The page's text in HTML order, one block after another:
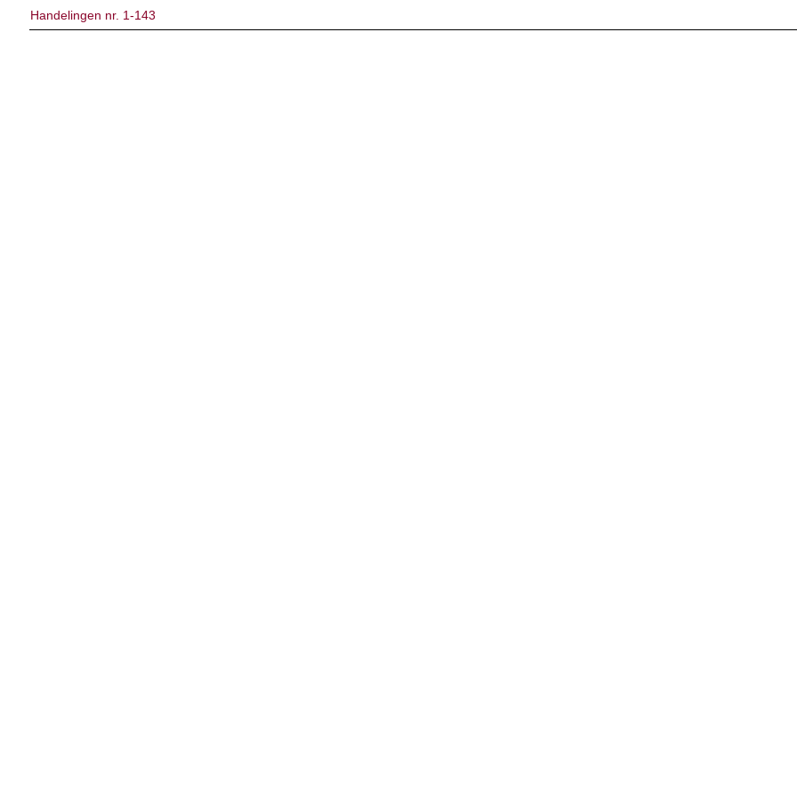
Handelingen nr. 1-143